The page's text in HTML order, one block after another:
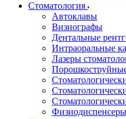
Стоматология
Автоклавы
Визиографы
Дентальные
Интраоральные
Лазеры
Физиодиспенсеры